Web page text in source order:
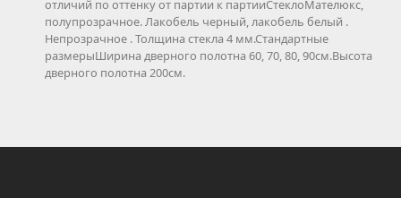
отличий по оттенку от партии к партииСтеклоМателюкс,
полупрозрачное. Лакобель черный, лакобель белый .
Непрозрачное . Толщина стекла 4 мм.Стандартные
размерыШирина дверного полотна 60, 70, 80, 90см.Высота
дверного полотна 200см.